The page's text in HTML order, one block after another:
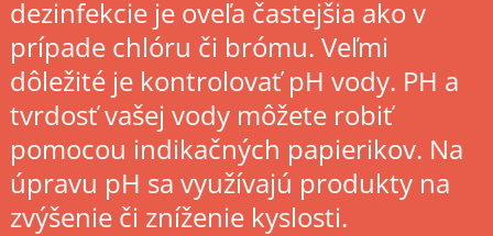
dezinfekcie je oveľa častejšia ako v
prípade chlóru či brómu. Veľmi
dôležité je kontrolovať pH vody. PH a
tvrdosť vašej vody môžete robiť
pomocou indikačných papierikov. Na
úpravu pH sa využívajú produkty na
zvýšenie či zníženie kyslosti.